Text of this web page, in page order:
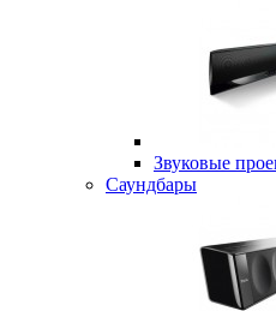
Звуковые
Саундбары